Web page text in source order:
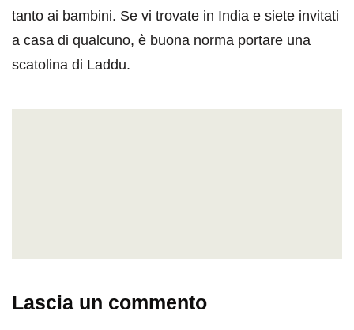
tanto ai bambini. Se vi trovate in India e siete invitati
a casa di qualcuno, è buona norma portare una
scatolina di Laddu.
Lascia un commento